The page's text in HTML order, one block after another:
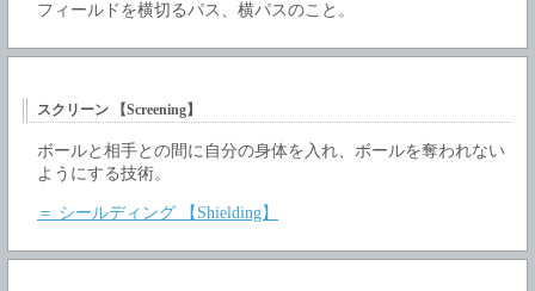
フィールドを横切るパス、横パスのこと。
スクリーン 【Screening】
ボールと相手との間に自分の身体を入れ、ボールを奪われない
ようにする技術。
＝ シールディング 【Shielding】